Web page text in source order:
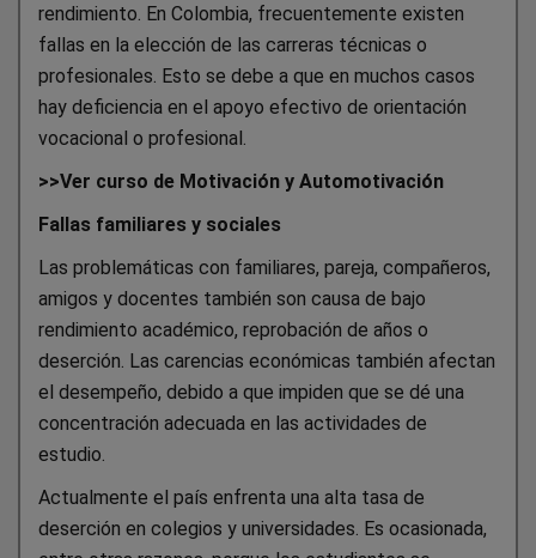
rendimiento. En Colombia, frecuentemente existen
fallas en la elección de las carreras técnicas o
profesionales. Esto se debe a que en muchos casos
hay deficiencia en el apoyo efectivo de orientación
vocacional o profesional.
>>Ver curso de Motivación y Automotivación
Fallas familiares y sociales
Las problemáticas con familiares, pareja, compañeros,
amigos y docentes también son causa de bajo
rendimiento académico, reprobación de años o
deserción. Las carencias económicas también afectan
el desempeño, debido a que impiden que se dé una
concentración adecuada en las actividades de
estudio.
Actualmente el país enfrenta una alta tasa de
deserción en colegios y universidades. Es ocasionada,